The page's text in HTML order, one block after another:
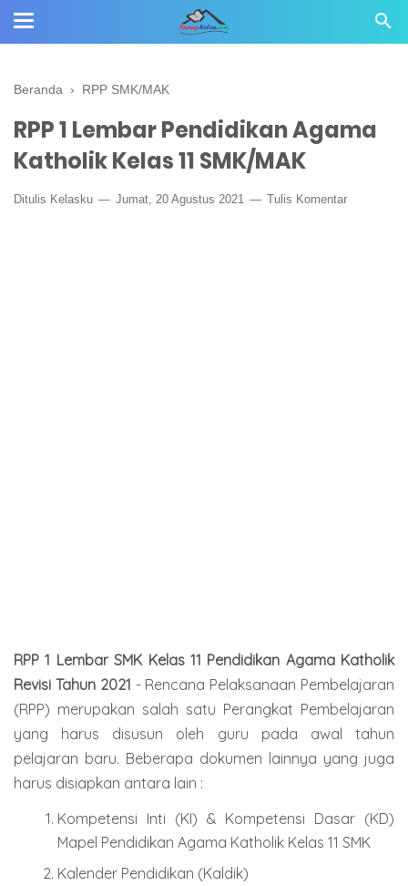
Beranda › RPP SMK/MAK
RPP 1 Lembar Pendidikan Agama
Katholik Kelas 11 SMK/MAK
Ditulis Kelasku Jumat, 20 Agustus 2021 Tulis Komentar
RPP 1 Lembar SMK Kelas 11 Pendidikan Agama Katholik
Revisi Tahun 2021 - Rencana Pelaksanaan Pembelajaran
(RPP) merupakan salah satu Perangkat Pembelajaran
yang harus disusun oleh guru pada awal tahun
pelajaran baru. Beberapa dokumen lainnya yang juga
harus disiapkan antara lain :
Kompetensi Inti (KI) & Kompetensi Dasar (KD)
Mapel Pendidikan Agama Katholik Kelas 11 SMK
Kalender Pendidikan (Kaldik)